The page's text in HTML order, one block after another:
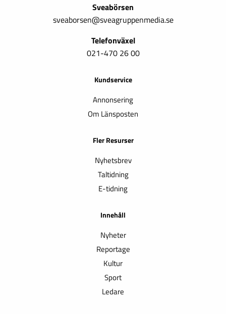
Sveabörsen
sveaborsen@sveagruppenmedia.se
Telefonväxel
021-470 26 00
Kundservice
Annonsering
Om Länsposten
Fler Resurser
Nyhetsbrev
Taltidning
E-tidning
Innehåll
Nyheter
Reportage
Kultur
Sport
Ledare